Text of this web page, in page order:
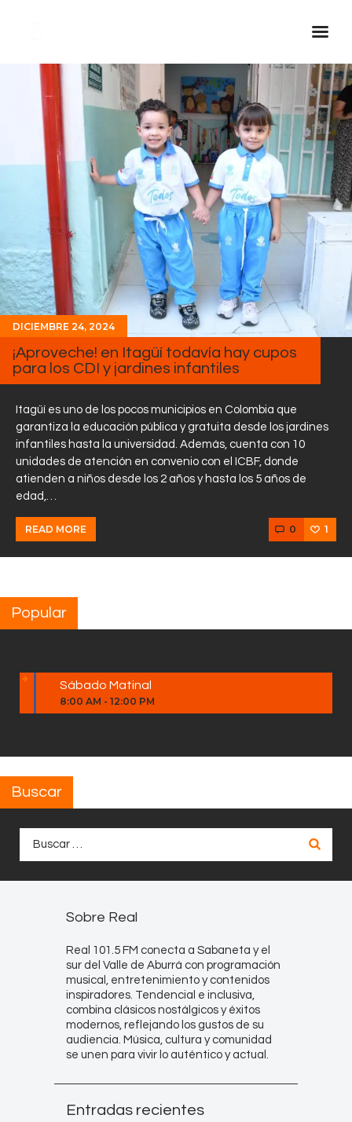
Inicio Real FM
Streaming
En Vivo
Descarga La APP
Programas
Noticias
Equipo
Sobre Nosotros
Contactos
DICIEMBRE 24, 2024
¡Aproveche! en Itagüí todavía hay cupos
para los CDI y jardines infantiles
Itagüí es uno de los pocos municipios en Colombia que
garantiza la educación pública y gratuita desde los jardines
infantiles hasta la universidad. Además, cuenta con 10
unidades de atención en convenio con el ICBF, donde
atienden a niños desde los 2 años y hasta los 5 años de
edad,…
READ MORE 0 1
Popular
Sábado Matinal
8:00 AM - 12:00 PM
Buscar
Sobre Real
Real 101.5 FM conecta a Sabaneta y el
sur del Valle de Aburrá con programación
musical, entretenimiento y contenidos
inspiradores. Tendencial e inclusiva,
combina clásicos nostálgicos y éxitos
modernos, reflejando los gustos de su
audiencia. Música, cultura y comunidad
se unen para vivir lo auténtico y actual.
Entradas recientes